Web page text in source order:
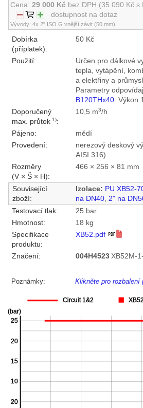
Cena:29 000 Kč bez DPH (35 090 Kč s
dostupnost na dotaz
Vývody: 4x 2" ISO G vnější závit (50 mm)
Dobírka
(příplatek):
50 Kč
Použití:
Určen pro dálkové
tepla, vytápění,
a elektřiny a
Parametry
B120THx40. Výkon
Doporučený
max. průtok1):
10,5 m3/h
Pájeno:
mědí
Provedení:
nerezový deskový
AISI 316)
Rozměry
(V × Š × H):
466 × 256 × 81 mm
Související
zboží:
Izolace: PU XB52-
na DN40, 2" na
Testovací tlak:
25 bar
Hmotnost:
18 kg
Specifikace
produktu:
XB52.pdf
Značení: 004H4523 XB52M-
Poznámky: Klikněte pro rozbalení